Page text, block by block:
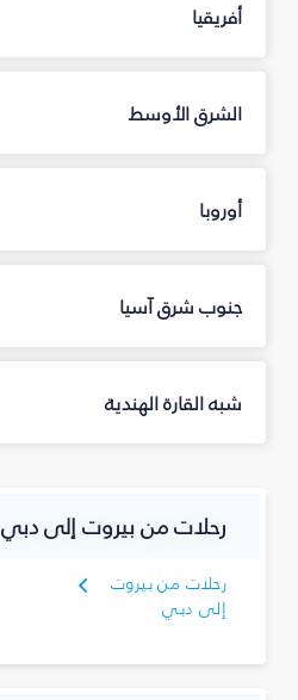
أفريقيا
الشرق الأوسط
أوروبا
جنوب شرق آسيا
شبه القارة الهندية
رحلات من بيروت إلى دبي
رحلات من بيروت
إلى دبي